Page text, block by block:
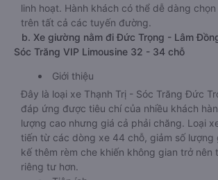
linh hoạt. Hành khách có thể dễ dàng
trên tất cả các tuyến đường.
b. Xe giường nằm đi Đức Trọng - Lâm
Sóc Trăng VIP Limousine 32 - 34 chỗ
Giới thiệu
Đây là loại xe Thạnh Trị - Sóc Trăng Đức
đáp ứng được tiêu chí của nhiều khách
lượng cao nhưng giá cả phải chăng. Loại
tiến từ các dòng xe 44 chỗ, giảm số lượng
kế thêm rèm che khiến không gian trở nên
riêng tư hơn.